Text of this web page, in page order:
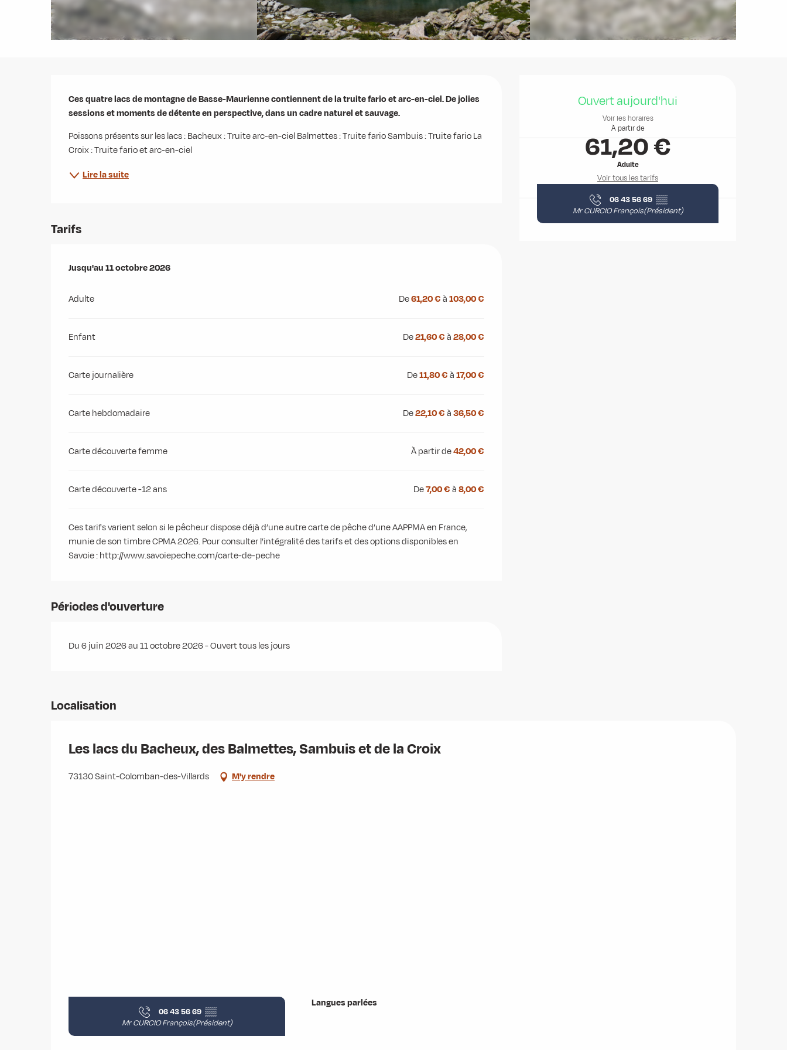
Ouverture et coordonnées
Ouvert aujourd'hui
Voir les horaires
À partir de
61,20 €
Adulte
Voir tous les tarifs
06 43 56 69 ▒▒
Mr CURCIO François(Président)
Description
Ces quatre lacs de montagne de Basse-Maurienne contiennent de la truite fario et arc-en-ciel. De jolies
sessions et moments de détente en perspective, dans un cadre naturel et sauvage.
Poissons présents sur les lacs : Bacheux : Truite arc-en-ciel Balmettes : Truite fario Sambuis : Truite fario La
Croix : Truite fario et arc-en-ciel
Lire la suite
Tarifs
Du6 juin 2026au11 octobre 2026
Jusqu'au11 octobre 2026
Adulte De61,20 €à103,00 €
Enfant De21,60 €à28,00 €
Carte journalière De11,80 €à17,00 €
Carte hebdomadaire De22,10 €à36,50 €
Carte découverte femme À partir de42,00 €
Carte découverte -12 ans De7,00 €à8,00 €
Ces tarifs varient selon si le pêcheur dispose déjà d’une autre carte de pêche d’une AAPPMA en France,
munie de son timbre CPMA 2026. Pour consulter l’intégralité des tarifs et des options disponibles en
Savoie : http://www.savoiepeche.com/carte-de-peche
Périodes d'ouverture
Du 6 juin 2026 au 11 octobre 2026 - Ouvert tous les jours
Localisation
Les lacs du Bacheux, des Balmettes, Sambuis et de la Croix
73130 Saint-Colomban-des-Villards M'y rendre
06 43 56 69 ▒▒
Mr CURCIO François(Président)
Langues parlées
Langues parlées